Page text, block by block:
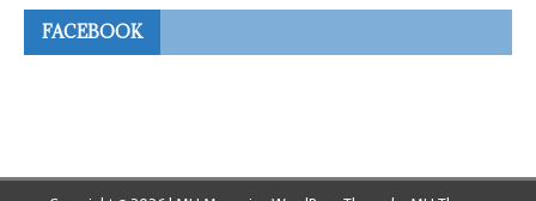
FACEBOOK